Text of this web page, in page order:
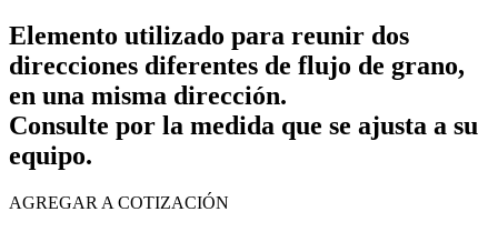
Elemento utilizado para reunir dos
direcciones diferentes de flujo de grano,
en una misma dirección.
Consulte por la medida que se ajusta a su
equipo.
AGREGAR A COTIZACIÓN